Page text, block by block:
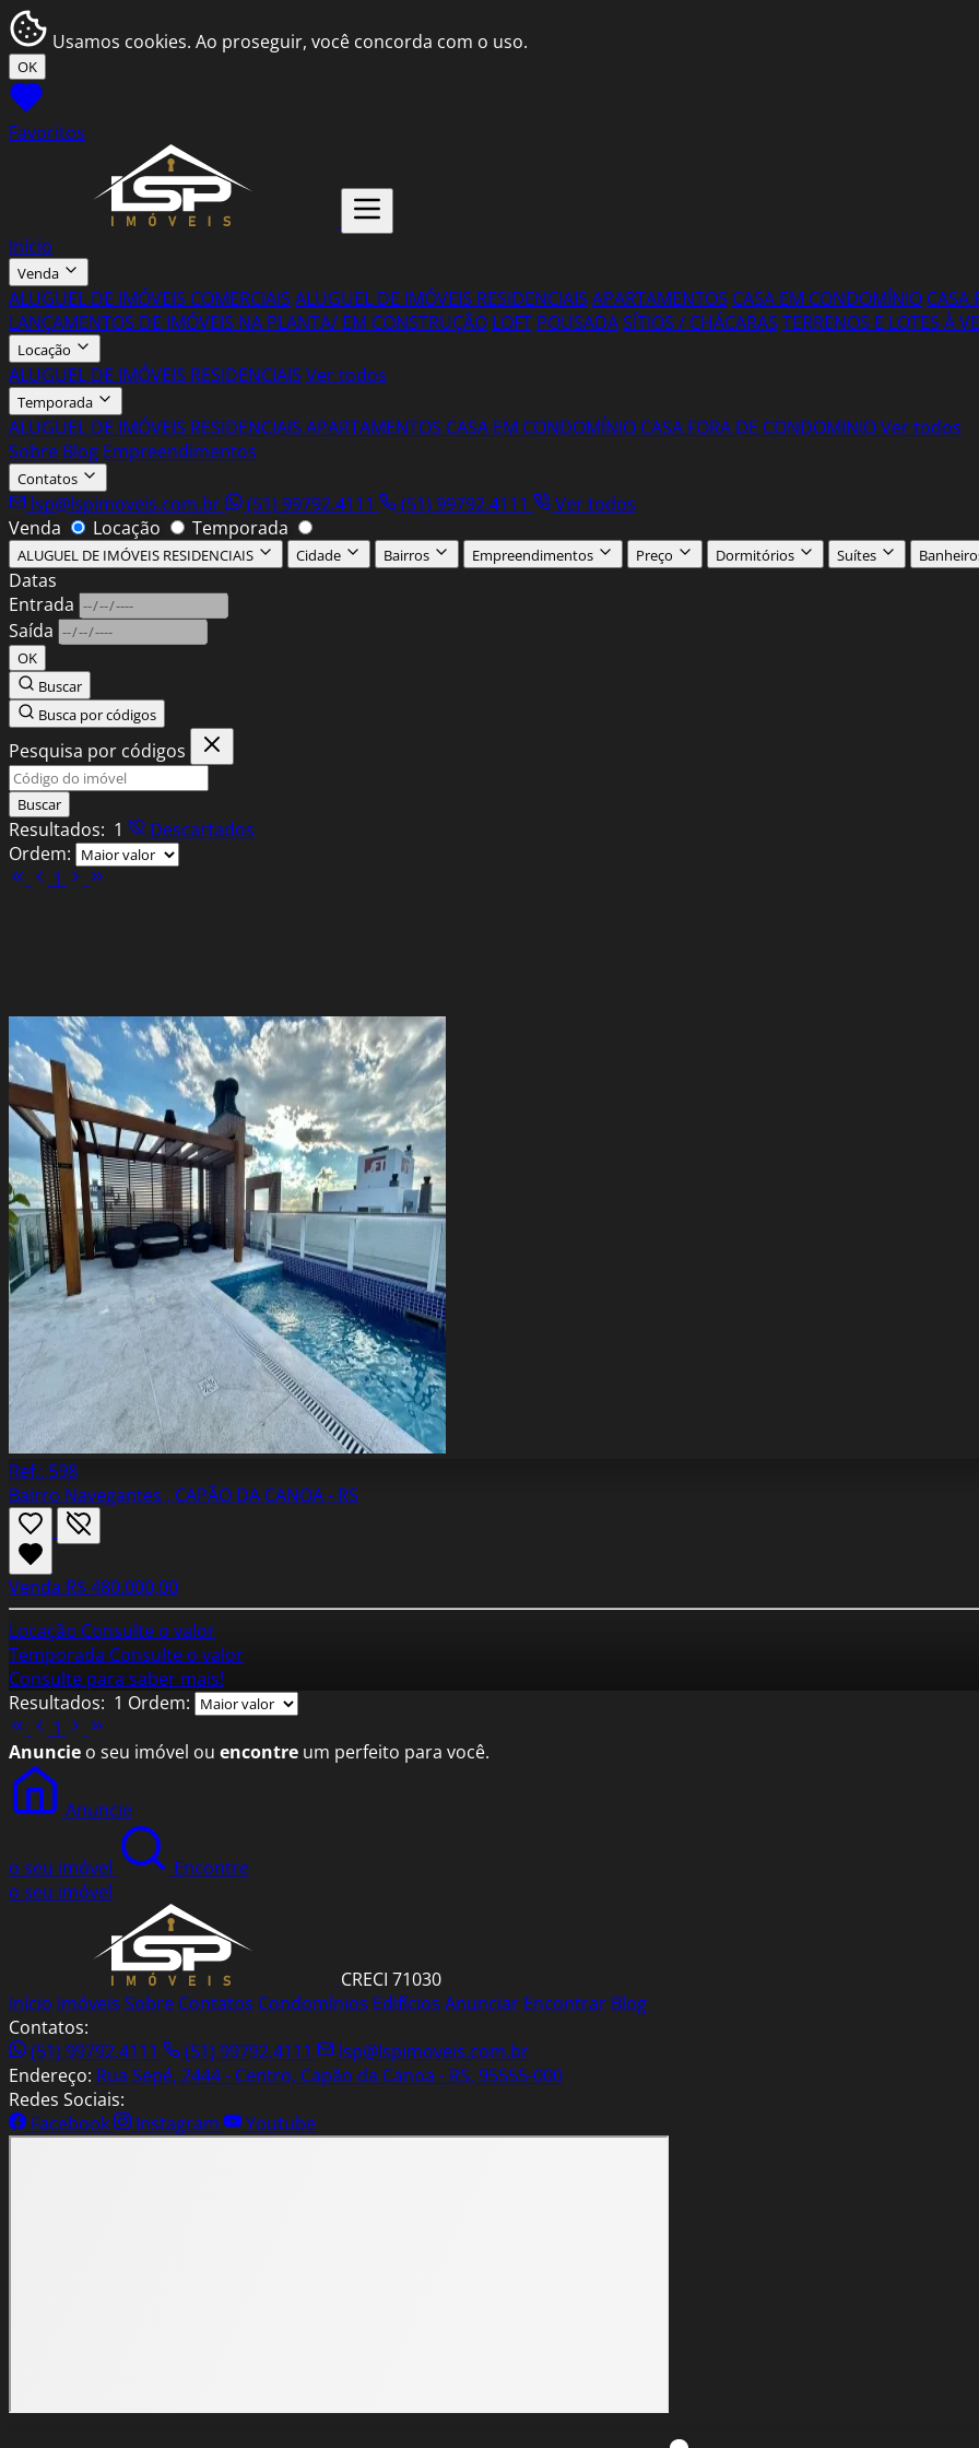
Usamos cookies. Ao proseguir, você concorda com o uso.
OK
Favoritos
Início
Venda
ALUGUEL DE IMÓVEIS COMERCIAIS ALUGUEL DE IMÓVEIS RESIDENCIAIS APARTAMENTOS CASA EM CONDOMÍNIO CASA
LANÇAMENTOS DE IMÓVEIS NA PLANTA/ EM CONSTRUÇÃO LOFT POUSADASÍTIOS / CHÁCARAS TERRENOS E LOTES À
Locação
ALUGUEL DE IMÓVEIS RESIDENCIAIS Ver todos
Temporada
ALUGUEL DE IMÓVEIS RESIDENCIAIS APARTAMENTOS CASA EM CONDOMÍNIO CASA FORA DE CONDOMINIOVer todos
Sobre Blog Empreendimentos
Contatos
lsp@lspimoveis.com.br (51) 99792.4111 (51) 99792.4111
Ver todos
Venda
Locação Temporada
ALUGUEL DE IMÓVEIS RESIDENCIAIS Cidade Bairros Empreendimentos Preço Dormitórios Suítes
Datas
Entrada
Saída
OK
Buscar
Busca por códigos
Pesquisa por códigos
Buscar
Resultados: 1
Descartados
Ordem:
1
Ref.: 598
Bairro Navegantes , CAPÃO DA CANOA - RS
Venda R$ 480.000,00
Locação Consulte o valor
Temporada Consulte o valor
Consulte para saber mais!
Resultados: 1 Ordem:
1
Anuncie o seu imóvel ou encontre um perfeito para você.
Anuncie
o seu imóvel
Encontre
o seu imóvel
CRECI 71030
Início Imóveis Sobre Contatos Condomínios Edifícios Anunciar Encontrar Blog
Contatos:
(51) 99792.4111
(51) 99792.4111
lsp@lspimoveis.com.br
Endereço: Rua Sepé, 2444 - Centro, Capão da Canoa - RS, 95555-000
Redes Sociais:
Facebook
Instagram Youtube